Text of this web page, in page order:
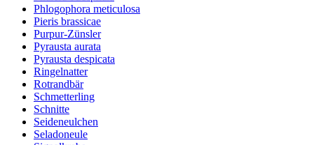
Phlogophora meticulosa
Pieris brassicae
Purpur-Zünsler
Pyrausta aurata
Pyrausta despicata
Ringelnatter
Rotrandbär
Schmetterling
Schnitte
Seideneulchen
Seladoneule